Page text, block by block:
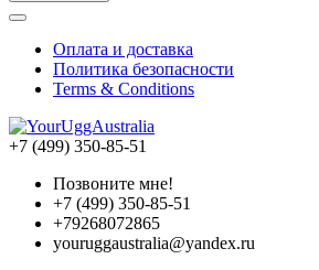
Оплата и доставка
Политика безопасности
Terms & Conditions
+7 (499) 350-85-51
Позвоните мне!
+7 (499) 350-85-51
+79268072865
youruggaustralia@yandex.ru